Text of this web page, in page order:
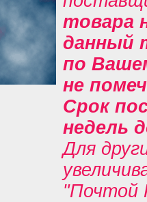
товара
данный
по
не
Срок
недель
Для
"Почтой